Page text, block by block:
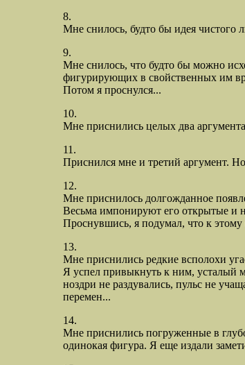
8.
Мне снилось, будто бы идея чистого
9.
Мне снилось, что будто бы можно
фигурирующих в свойственных им
Потом я проснулся...
10.
Мне приснились целых два
11.
Приснился мне и третий аргумент.
12.
Мне приснилось долгожданное
Весьма импонируют его открытые и
Проснувшись, я подумал, что к этому
13.
Мне приснились редкие всполохи
Я успел привыкнуть к ним, усталый
ноздри не раздувались, пульс не
перемен...
14.
Мне приснились погруженные в
одинокая фигура. Я еще издали